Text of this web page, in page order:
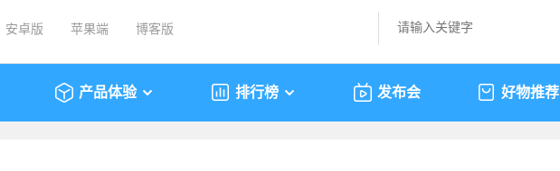
安卓版 苹果端 博客版
产品体验 排行榜 发布会 好物推荐